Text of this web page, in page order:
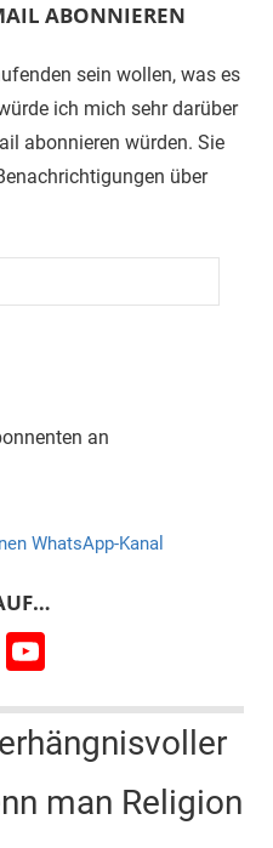
ABONNIEREN
sein wollen, was es
ich mich sehr darüber
abonnieren würden. Sie
über
an
WhatsApp-Kanal
T
er
u
T
u
man Religion